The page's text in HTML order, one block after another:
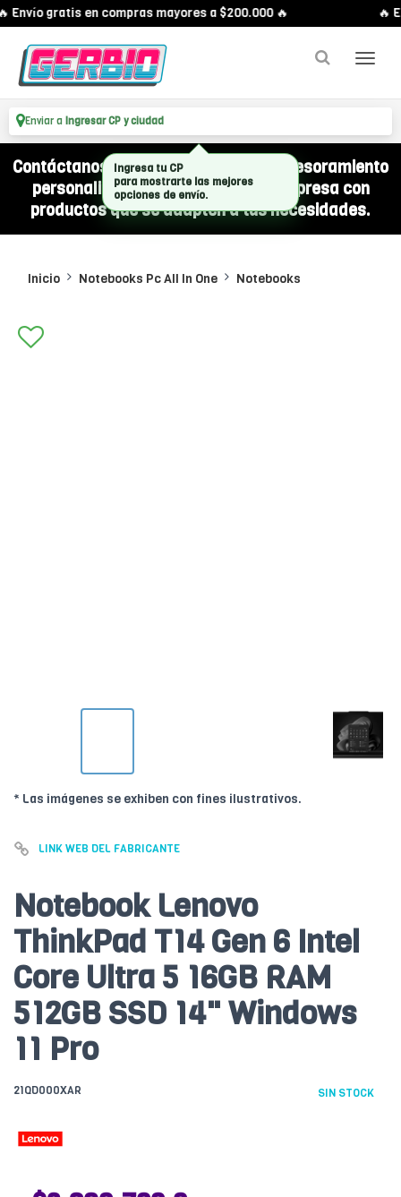
Envío gratis en compras mayores a $200.000 🔥 🔥
Enviar a Ingresar CP y ciudad
Contáctanos por WhatsApp y recibí asesoramiento
personalizado para equipar a tu empresa con
productos que se adapten a tus necesidades.
Inicio Notebooks Pc All In One Notebooks
* Las imágenes se exhiben con fines ilustrativos.
LINK WEB DEL FABRICANTE
Notebook Lenovo
ThinkPad T14 Gen 6 Intel
Core Ultra 5 16GB RAM
512GB SSD 14" Windows
11 Pro
21QD000XAR SIN STOCK